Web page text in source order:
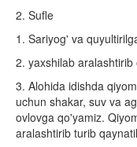
2. Sufle
1. Sariyog' va
2. yaxshilab aralashtirib
3. Alohida idishda
uchun shakar, suv va
ovlovga qo'yamiz.
aralashtirib turib